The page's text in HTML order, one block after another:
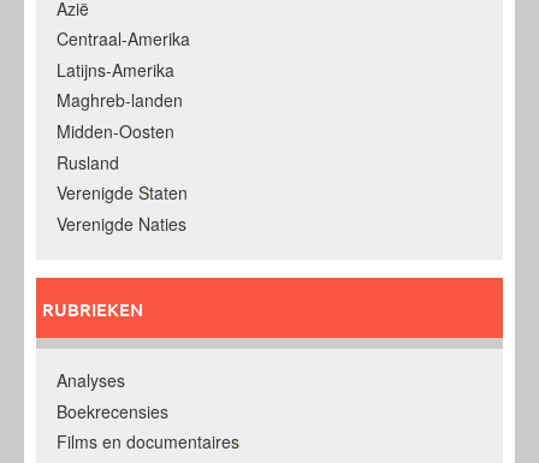
Azië
Centraal-Amerika
Latijns-Amerika
Maghreb-landen
Midden-Oosten
Rusland
Verenigde Staten
Verenigde Naties
RUBRIEKEN
Analyses
Boekrecensies
Films en documentaires